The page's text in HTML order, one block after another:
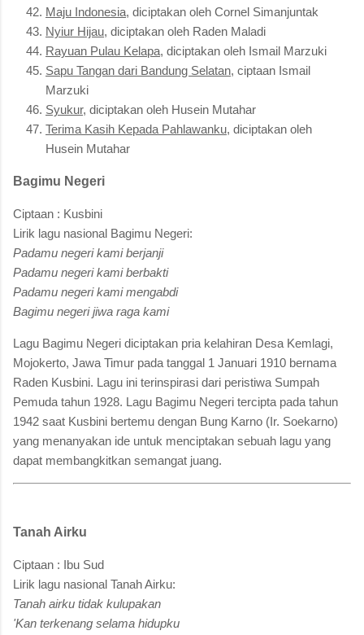
Maju Indonesia, diciptakan oleh Cornel Simanjuntak
Nyiur Hijau, diciptakan oleh Raden Maladi
Rayuan Pulau Kelapa, diciptakan oleh Ismail Marzuki
Sapu Tangan dari Bandung Selatan, ciptaan Ismail
Marzuki
Syukur, diciptakan oleh Husein Mutahar
Terima Kasih Kepada Pahlawanku, diciptakan oleh
Husein Mutahar
Bagimu Negeri
Ciptaan : Kusbini
Lirik lagu nasional Bagimu Negeri:
Padamu negeri kami berjanji
Padamu negeri kami berbakti
Padamu negeri kami mengabdi
Bagimu negeri jiwa raga kami
Lagu Bagimu Negeri diciptakan pria kelahiran Desa Kemlagi,
Mojokerto, Jawa Timur pada tanggal 1 Januari 1910 bernama
Raden Kusbini. Lagu ini terinspirasi dari peristiwa Sumpah
Pemuda tahun 1928. Lagu Bagimu Negeri tercipta pada tahun
1942 saat Kusbini bertemu dengan Bung Karno (Ir. Soekarno)
yang menanyakan ide untuk menciptakan sebuah lagu yang
dapat membangkitkan semangat juang.
Tanah Airku
Ciptaan : Ibu Sud
Lirik lagu nasional Tanah Airku:
Tanah airku tidak kulupakan
'Kan terkenang selama hidupku